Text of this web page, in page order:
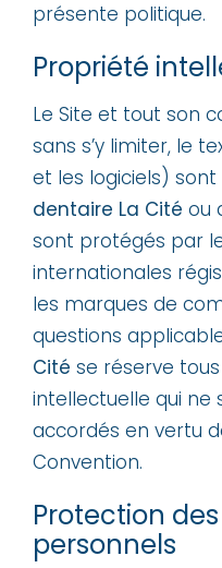
présente politique.
Propriété
Le Site et tout son
sans s’y limiter, le
et les logiciels)
dentaire La Cité ou
sont protégés par
internationales
les marques de
questions
Cité se réserve
intellectuelle qui ne
accordés en vertu
Convention.
Protection
personnels